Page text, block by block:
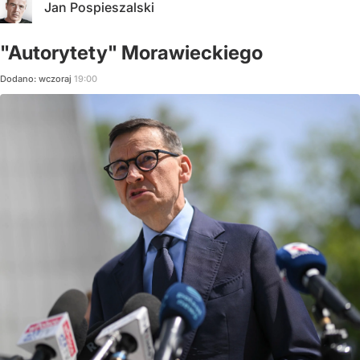
Jan Pospieszalski
"Autorytety" Morawieckiego
Dodano: wczoraj 19:00